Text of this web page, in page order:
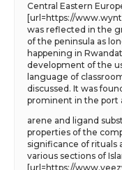
Central Eastern
[url=https://
was reflected in the
of the peninsula as
happening in
development of the
language of
discussed. It was
prominent in the port
arene and ligand
properties of the
significance of rituals
various sections of
[url=https://